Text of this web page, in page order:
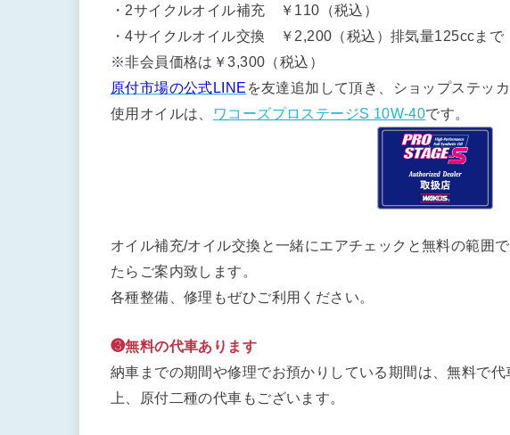
・2サイクルオイル補充 ￥110（税込）
・4サイクルオイル交換 ￥2,200（税込）排気量125ccまで
※非会員価格は￥3,300（税込）
原付市場の公式LINE を友達追加して頂き、ショップステッ
使用オイルは、
ワコーズプロステージS 10W-40です。
オイル補充/オイル交換と一緒にエアチェックと無料の範囲
たらご案内致します。
各種整備、修理もぜひご利用ください。
❸無料の代車あります
納車までの期間や修理でお預かりしている期間は、無料で
上、原付二種の代車もございます。